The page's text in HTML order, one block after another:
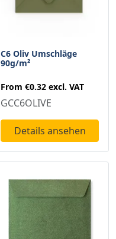
C6 Oliv Umschläge
90g/m²
From €0.32 excl. VAT
GCC6OLIVE
Details ansehen